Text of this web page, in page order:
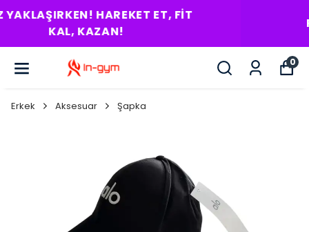
RITMINI BUL! HEDEFI YAKALA!
0
Erkek Aksesuar Şapka